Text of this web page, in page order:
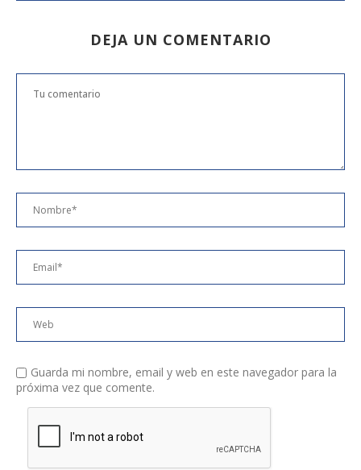
DEJA UN COMENTARIO
Guarda mi nombre, email y web en este navegador para la
próxima vez que comente.